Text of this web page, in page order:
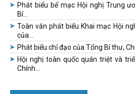
Phát biểu bế mạc Hội nghị Trung
Bí...
Toàn văn phát biểu Khai mạc Hội
của...
Phát biểu chỉ đạo của Tổng Bí thư,
Hội nghị toàn quốc quán triệt và
Chính...